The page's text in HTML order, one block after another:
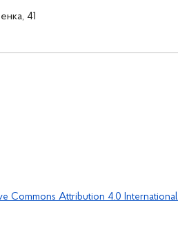
41
Commons Attribution 4.0 International